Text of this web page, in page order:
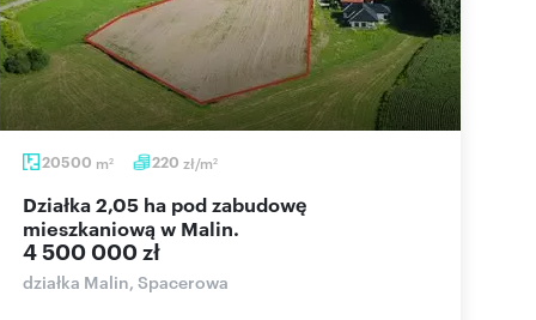
20500 m2 220 zł/m2
Działka 2,05 ha pod zabudowę
mieszkaniową w Malin.
4 500 000 zł
działka Malin, Spacerowa